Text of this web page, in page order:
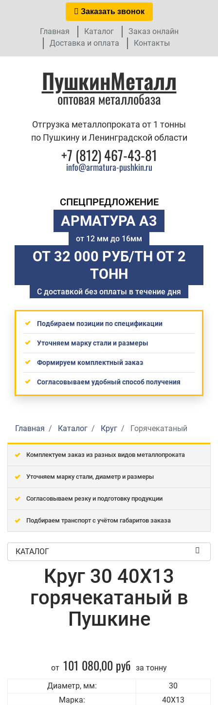
Заказать звонок
Главная Каталог
Заказ онлайн
Доставка и оплата
Контакты
ПушкинМеталл
оптовая металлобаза
Отгрузка металлопроката от 1 тонны
по Пушкину и Ленинградской области
+7 (812) 467-43-81
info@armatura-pushkin.ru
СПЕЦПРЕДЛОЖЕНИЕ
АРМАТУРА А3
от 12 мм до 16мм
ОТ 32 000 РУБ/ТН ОТ 2
ТОНН
С доставкой без оплаты в течение дня
Подбираем позиции по спецификации
Уточняем марку стали и размеры
Формируем комплектный заказ
Согласовываем удобный способ получения
Главная Каталог Круг Горячекатаный
Комплектуем заказ из разных видов металлопроката
Уточняем марку стали, диаметр и размеры
Согласовываем резку и подготовку продукции
Подбираем транспорт с учётом габаритов заказа
КАТАЛОГ
Круг 30 40Х13
горячекатаный в
Пушкине
от 101 080,00 руб за тонну
Диаметр, мм:
30
Марка:
40Х13